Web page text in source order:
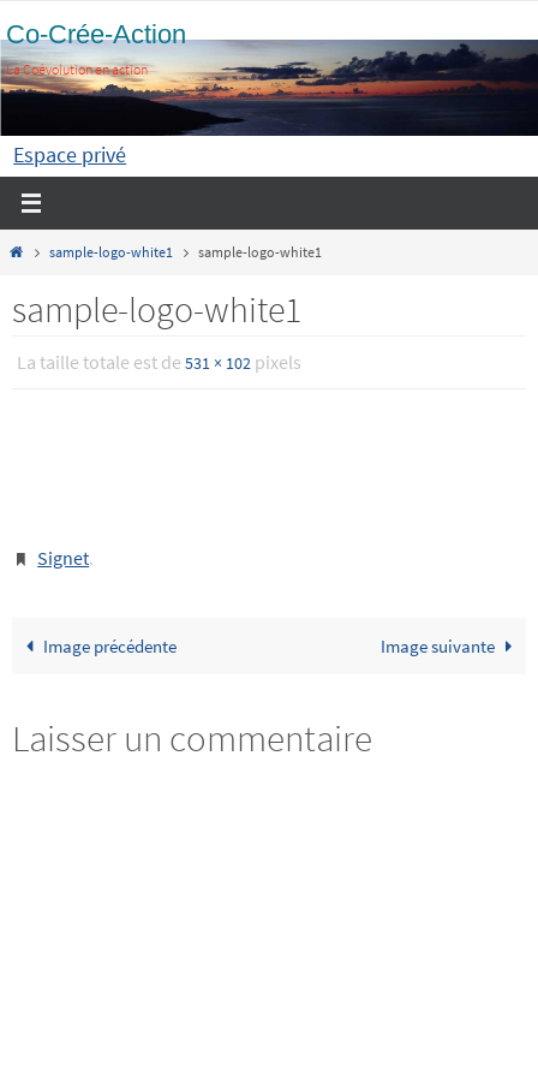
vers
le
Co-Crée-Action
La Coévolution en action
Espace privé
Homesample-logo-white1 sample-logo-white1
sample-logo-white1
La taille totale est de 531 × 102 pixels
Signet.
Image précédente Image suivante
Laisser un commentaire